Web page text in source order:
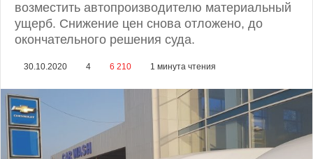
возместить автопроизводителю материальный
ущерб. Снижение цен снова отложено, до
окончательного решения суда.
30.10.2020 4 6 210 1 минута чтения